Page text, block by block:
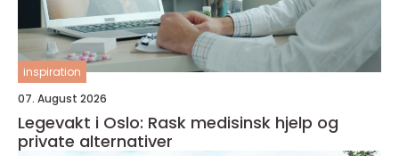
inspiration
07. August 2026
Legevakt i Oslo: Rask medisinsk hjelp og
private alternativer